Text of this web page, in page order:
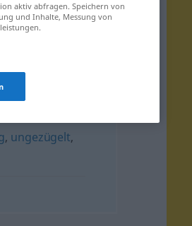
, ungezügelt,
aktiv abfragen. Speichern von
und Inhalte, Messung von